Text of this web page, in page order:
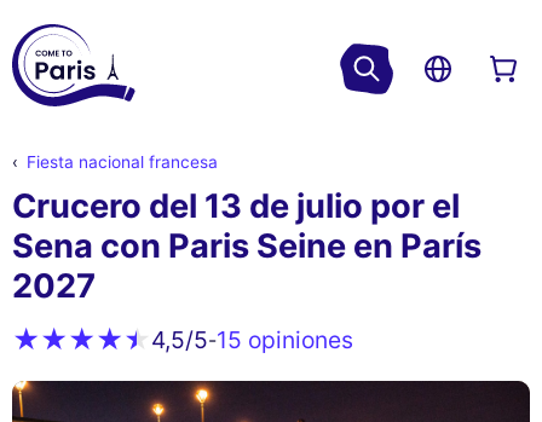
Fiesta nacional francesa
Crucero del 13 de julio por el
Sena con Paris Seine en París
2027
4,5/5-15 opiniones